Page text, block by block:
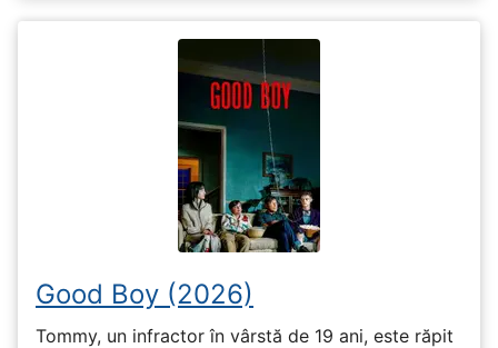
Good Boy (2026)
Tommy, un infractor în vârstă de 19 ani, este răpit